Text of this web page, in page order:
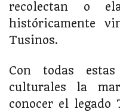
recolectan o
históricamente
Tusinos.
Con todas
culturales la
conocer el